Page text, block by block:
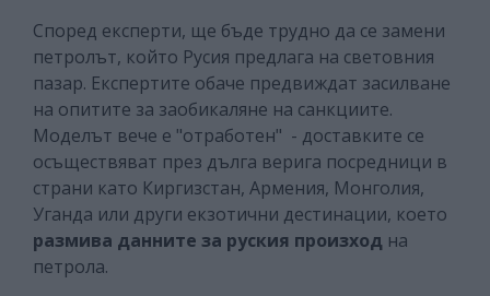
Според експерти, ще бъде трудно да се замени
петролът, който Русия предлага на световния
пазар. Експертите обаче предвиждат засилване
на опитите за заобикаляне на санкциите.
Моделът вече е "отработен" - доставките се
осъществяват през дълга верига посредници в
страни като Киргизстан, Армения, Монголия,
Уганда или други екзотични дестинации, което
размива данните за руския произход на
петрола.